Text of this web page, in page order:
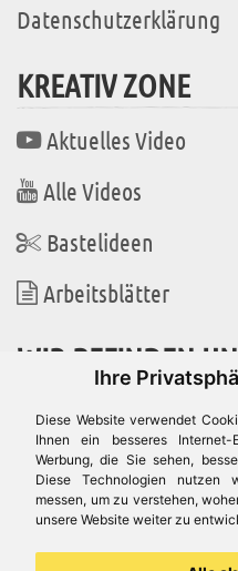
Ihre
Diese Website verwendet
Ihnen ein besseres
Werbung, die Sie sehen,
Diese Technologien nutzen
messen, um zu verstehen,
unsere Website weiter zu
Datenschutzerklärung
KREATIV ZONE
Aktuelles Video
Alle Videos
Bastelideen
Arbeitsblätter
WIR BEFINDEN
Es gibt uns auch in